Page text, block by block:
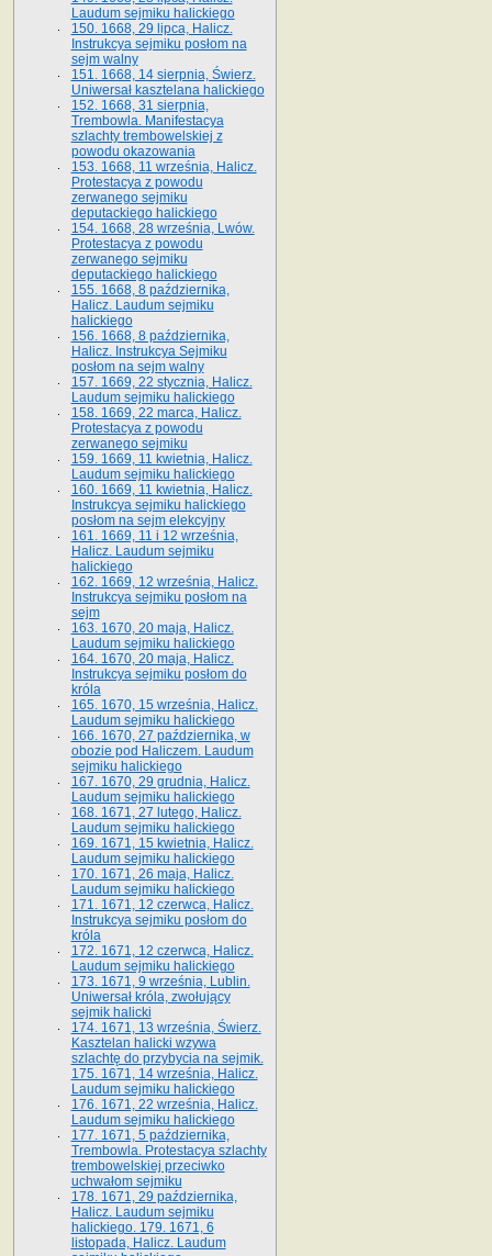
Laudum sejmiku halickiego
150. 1668, 29 lipca, Halicz.
Instrukcya sejmiku posłom na
sejm walny
151. 1668, 14 sierpnia, Świerz.
Uniwersał kasztelana halickiego
152. 1668, 31 sierpnia,
Trembowla. Manifestacya
szlachty trembowelskiej z
powodu okazowania
153. 1668, 11 września, Halicz.
Protestacya z powodu
zerwanego sejmiku
deputackiego halickiego
154. 1668, 28 września, Lwów.
Protestacya z powodu
zerwanego sejmiku
deputackiego halickiego
155. 1668, 8 października,
Halicz. Laudum sejmiku
halickiego
156. 1668, 8 października,
Halicz. Instrukcya Sejmiku
posłom na sejm walny
157. 1669, 22 stycznia, Halicz.
Laudum sejmiku halickiego
158. 1669, 22 marca, Halicz.
Protestacya z powodu
zerwanego sejmiku
159. 1669, 11 kwietnia, Halicz.
Laudum sejmiku halickiego
160. 1669, 11 kwietnia, Halicz.
Instrukcya sejmiku halickiego
posłom na sejm elekcyjny
161. 1669, 11 i 12 września,
Halicz. Laudum sejmiku
halickiego
162. 1669, 12 września, Halicz.
Instrukcya sejmiku posłom na
sejm
163. 1670, 20 maja, Halicz.
Laudum sejmiku halickiego
164. 1670, 20 maja, Halicz.
Instrukcya sejmiku posłom do
króla
165. 1670, 15 września, Halicz.
Laudum sejmiku halickiego
166. 1670, 27 października, w
obozie pod Haliczem. Laudum
sejmiku halickiego
167. 1670, 29 grudnia, Halicz.
Laudum sejmiku halickiego
168. 1671, 27 lutego, Halicz.
Laudum sejmiku halickiego
169. 1671, 15 kwietnia, Halicz.
Laudum sejmiku halickiego
170. 1671, 26 maja, Halicz.
Laudum sejmiku halickiego
171. 1671, 12 czerwca, Halicz.
Instrukcya sejmiku posłom do
króla
172. 1671, 12 czerwca, Halicz.
Laudum sejmiku halickiego
173. 1671, 9 września, Lublin.
Uniwersał króla, zwołujący
sejmik halicki
174. 1671, 13 września, Świerz.
Kasztelan halicki wzywa
szlachtę do przybycia na sejmik.
175. 1671, 14 września, Halicz.
Laudum sejmiku halickiego
176. 1671, 22 września, Halicz.
Laudum sejmiku halickiego
177. 1671, 5 października,
Trembowla. Protestacya szlachty
trembowelskiej przeciwko
uchwałom sejmiku
178. 1671, 29 października,
Halicz. Laudum sejmiku
halickiego. 179. 1671, 6
listopada, Halicz. Laudum